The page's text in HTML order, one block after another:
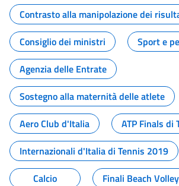
Contrasto alla manipolazione dei
Consiglio dei ministri
Sport e
Agenzia delle Entrate
Sostegno alla maternità delle atlete
Aero Club d'Italia
ATP Finals di
Internazionali d'Italia di Tennis 2019
Calcio
Finali Beach